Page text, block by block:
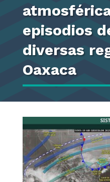
episodios
diversas
Oaxaca